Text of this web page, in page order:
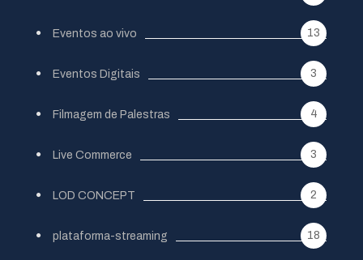
Eventos ao vivo 13
Eventos Digitais 3
Filmagem de Palestras 4
Live Commerce 3
LOD CONCEPT 2
plataforma-streaming 18